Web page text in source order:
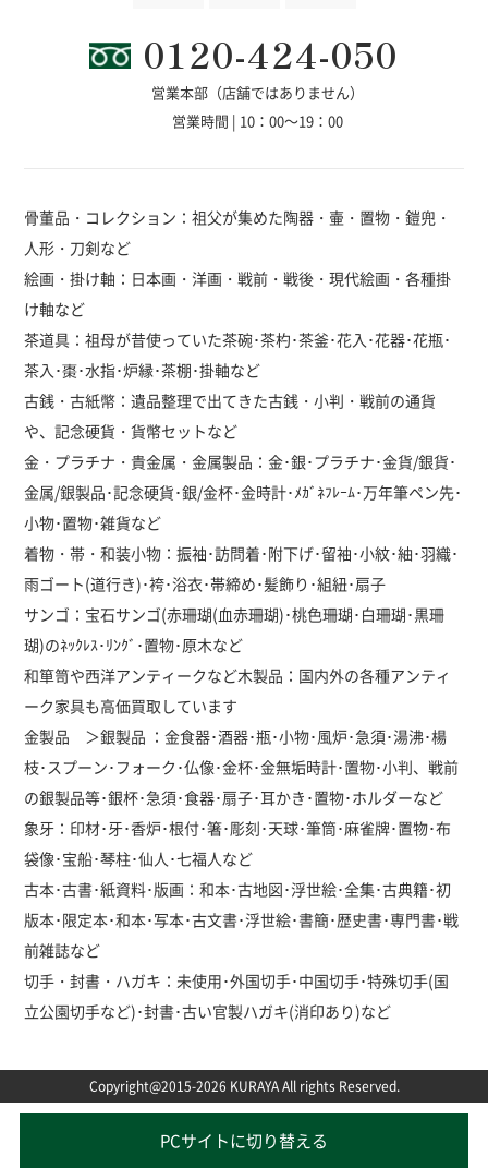
0120-424-050
営業本部（店舗ではありません）
営業時間 | 10：00～19：00
骨董品・コレクション：祖父が集めた陶器・壷・置物・鎧兜・
人形・刀剣など
絵画・掛け軸：日本画・洋画・戦前・戦後・現代絵画・各種掛
け軸など
茶道具：祖母が昔使っていた茶碗･茶杓･茶釜･花入･花器･花瓶･
茶入･棗･水指･炉縁･茶棚･掛軸など
古銭・古紙幣：遺品整理で出てきた古銭・小判・戦前の通貨
や、記念硬貨・貨幣セットなど
金・プラチナ・貴金属・金属製品：金･銀･プラチナ･金貨/銀貨･
金属/銀製品･記念硬貨･銀/金杯･金時計･ﾒｶﾞﾈﾌﾚｰﾑ･万年筆ペン先･
小物･置物･雑貨など
着物・帯・和装小物：振袖･訪問着･附下げ･留袖･小紋･紬･羽織･
雨ゴート(道行き)･袴･浴衣･帯締め･髪飾り･組紐･扇子
サンゴ：宝石サンゴ(赤珊瑚(血赤珊瑚)･桃色珊瑚･白珊瑚･黒珊
瑚)のﾈｯｸﾚｽ･ﾘﾝｸﾞ･置物･原木など
和箪笥や西洋アンティークなど木製品：国内外の各種アンティ
ーク家具も高価買取しています
金製品 ＞銀製品 ：金食器･酒器･瓶･小物･風炉･急須･湯沸･楊
枝･スプーン･フォーク･仏像･金杯･金無垢時計･置物･小判、戦前
の銀製品等･銀杯･急須･食器･扇子･耳かき･置物･ホルダーなど
象牙：印材･牙･香炉･根付･箸･彫刻･天球･筆筒･麻雀牌･置物･布
袋像･宝船･琴柱･仙人･七福人など
古本･古書･紙資料･版画：和本･古地図･浮世絵･全集･古典籍･初
版本･限定本･和本･写本･古文書･浮世絵･書簡･歴史書･専門書･戦
前雑誌など
切手・封書・ハガキ：未使用･外国切手･中国切手･特殊切手(国
立公園切手など)･封書･古い官製ハガキ(消印あり)など
Copyright@2015-2026 KURAYA All rights Reserved.
PCサイトに切り替える